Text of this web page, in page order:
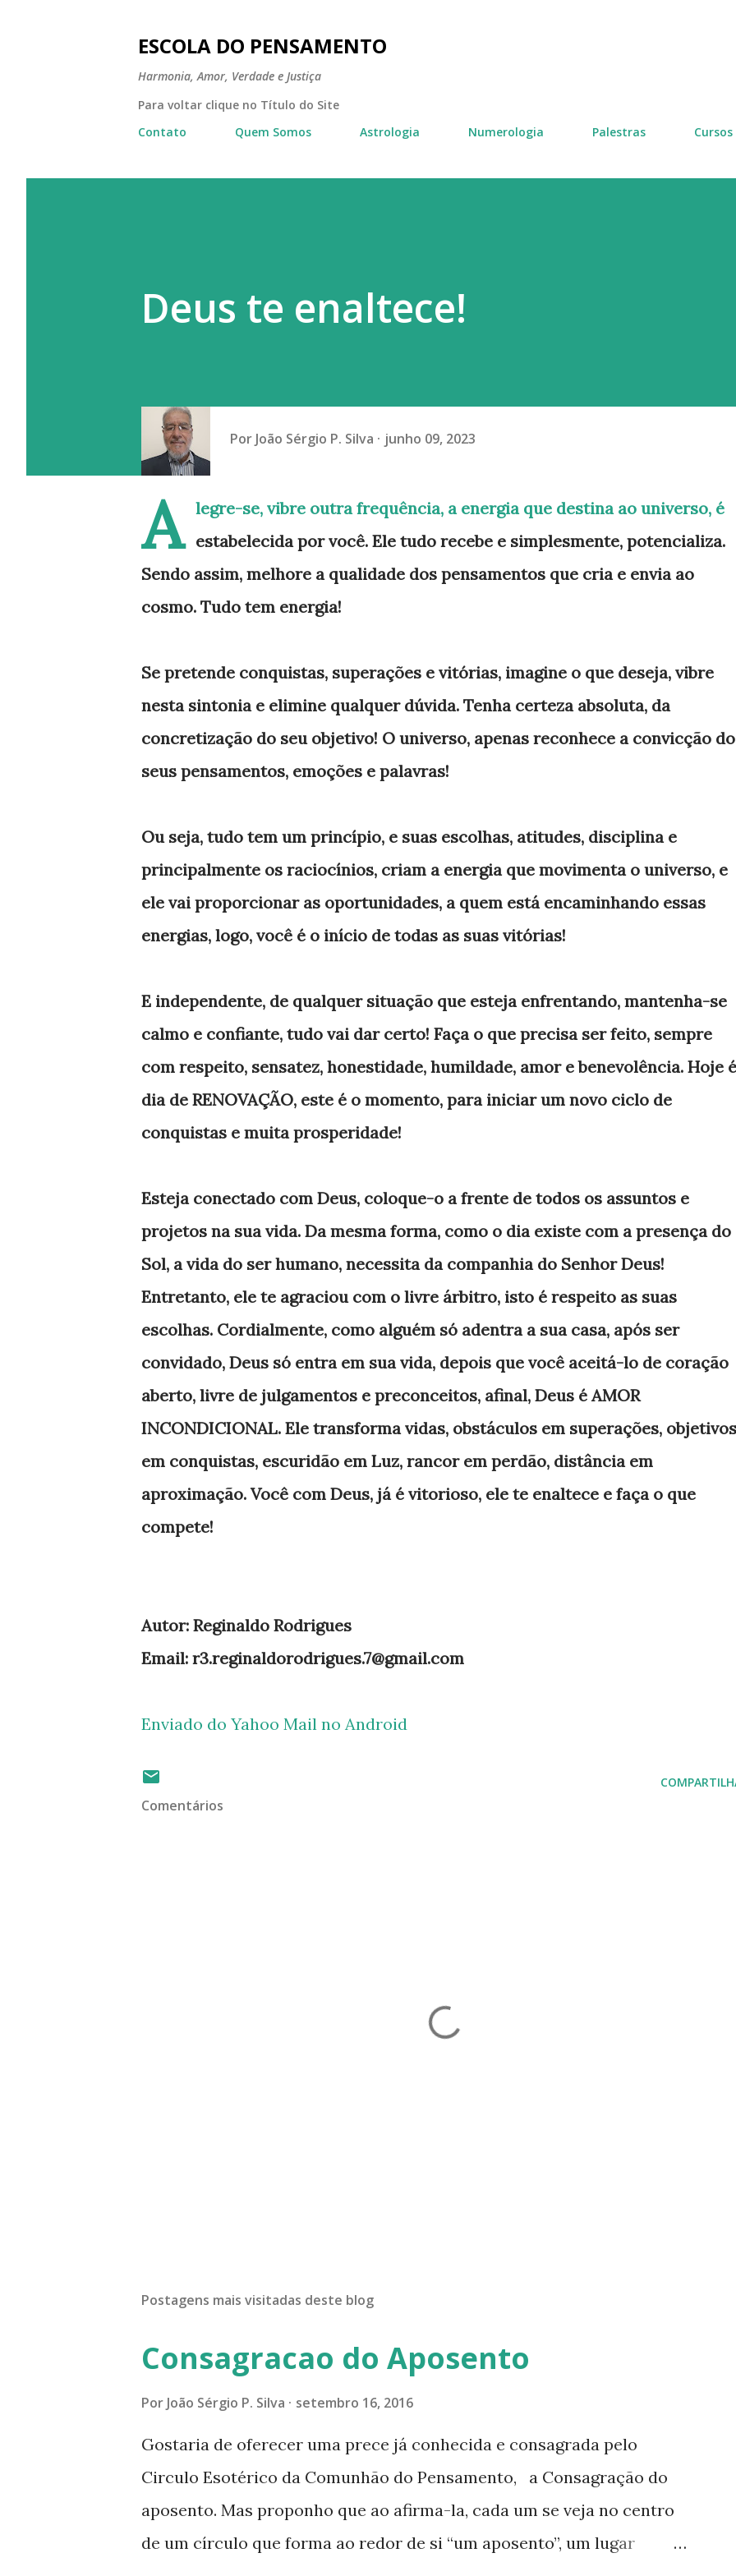
ESCOLA DO PENSAMENTO
Harmonia, Amor, Verdade e Justiça
Para voltar clique no Título do Site
Contato
Quem Somos Astrologia Numerologia Palestras Cursos
Deus te enaltece!
Por João Sérgio P. Silva junho 09, 2023
A
legre-se, vibre outra frequência, a energia que destina ao universo, é
estabelecida por você. Ele tudo recebe e simplesmente, potencializa.
Sendo assim, melhore a qualidade dos pensamentos que cria e envia ao
cosmo. Tudo tem energia!
Se pretende conquistas, superações e vitórias, imagine o que deseja, vibre
nesta sintonia e elimine qualquer dúvida. Tenha certeza absoluta, da
concretização do seu objetivo! O universo, apenas reconhece a convicção
seus pensamentos, emoções e palavras!
Ou seja, tudo tem um princípio, e suas escolhas, atitudes, disciplina e
principalmente os raciocínios, criam a energia que movimenta o universo, e
ele vai proporcionar as oportunidades, a quem está encaminhando essas
energias, logo, você é o início de todas as suas vitórias!
E independente, de qualquer situação que esteja enfrentando, mantenha-se
calmo e confiante, tudo vai dar certo! Faça o que precisa ser feito, sempre
com respeito, sensatez, honestidade, humildade, amor e benevolência. Hoje é
dia de RENOVAÇÃO, este é o momento, para iniciar um novo ciclo de
conquistas e muita prosperidade!
Esteja conectado com Deus, coloque-o a frente de todos os assuntos e
projetos na sua vida. Da mesma forma, como o dia existe com a presença do
Sol, a vida do ser humano, necessita da companhia do Senhor Deus!
Entretanto, ele te agraciou com o livre árbitro, isto é respeito as suas
escolhas. Cordialmente, como alguém só adentra a sua casa, após ser
convidado, Deus só entra em sua vida, depois que você aceitá-lo de coração
aberto, livre de julgamentos e preconceitos, afinal, Deus é AMOR
INCONDICIONAL. Ele transforma vidas, obstáculos em superações, objetivos
em conquistas, escuridão em Luz, rancor em perdão, distância em
aproximação. Você com Deus, já é vitorioso, ele te enaltece e faça o que
compete!
Autor: Reginaldo Rodrigues
Email: r3.reginaldorodrigues.7@gmail.com
Enviado do Yahoo Mail no Android
Comentários
Postagens mais visitadas deste blog
Consagracao do Aposento
Por João Sérgio P. Silva setembro 16, 2016
Gostaria de oferecer uma prece já conhecida e consagrada pelo
Circulo Esotérico da Comunhão do Pensamento, a Consagração do
aposento. Mas proponho que ao afirma-la, cada um se veja no centro
de um círculo que forma ao redor de si “um aposento”, um lugar